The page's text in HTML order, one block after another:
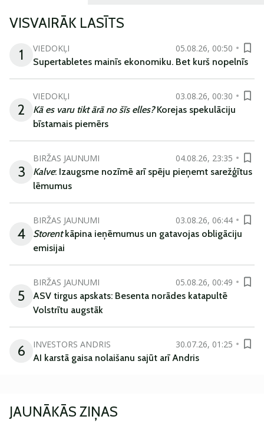
VISVAIRĀK LASĪTS
1
VIEDOKĻI
05.08.26, 00:50
Supertabletes mainīs ekonomiku. Bet kurš nopelnīs
2
VIEDOKĻI
03.08.26, 00:30
Kā es varu tikt ārā no šīs elles?Korejas spekulāciju
bīstamais piemērs
3
BIRŽAS JAUNUMI
04.08.26, 23:35
Kalve: Izaugsme nozīmē arī spēju pieņemt sarežģītus
lēmumus
4
BIRŽAS JAUNUMI
03.08.26, 06:44
Storentkāpina ieņēmumus un gatavojas obligāciju
emisijai
5
BIRŽAS JAUNUMI
05.08.26, 00:49
ASV tirgus apskats: Besenta norādes katapultē
Volstrītu augstāk
6 INVESTORS ANDRIS
30.07.26, 01:25
AI karstā gaisa nolaišanu sajūt arī Andris
JAUNĀKĀS ZIŅAS